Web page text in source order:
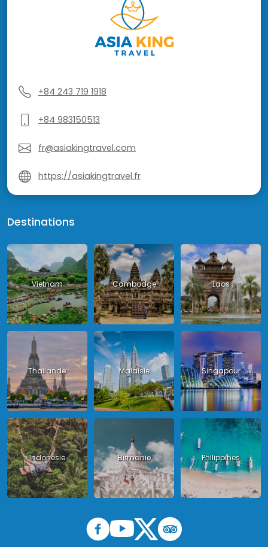
+84 243 719 1918
+84 983150513
fr@asiakingtravel.com
https://asiakingtravel.fr
Destinations
Vietnam Cambodge Laos
Thailande Malaisie Singapour
Indonésie Birmanie Philippines